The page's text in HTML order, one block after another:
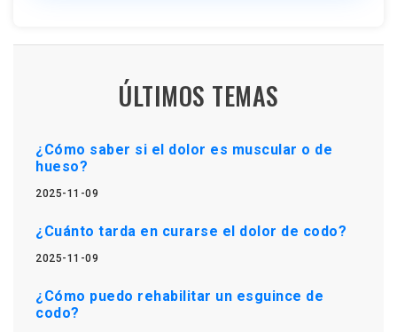
ÚLTIMOS TEMAS
¿Cómo saber si el dolor es muscular o de
hueso?
2025-11-09
¿Cuánto tarda en curarse el dolor de codo?
2025-11-09
¿Cómo puedo rehabilitar un esguince de
codo?